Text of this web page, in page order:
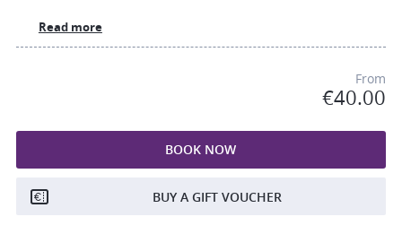
Read more
From
€40.00
BOOK NOW
BUY A GIFT VOUCHER